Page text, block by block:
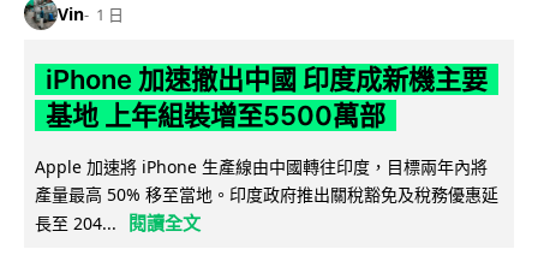
Vin 1 日
iPhone 加速撤出中國 印度成新機主要
基地 上年組裝增至5500萬部
Apple 加速將 iPhone 生產線由中國轉往印度，目標兩年內將
產量最高 50% 移至當地。印度政府推出關稅豁免及稅務優惠延
長至 204...
閱讀全文